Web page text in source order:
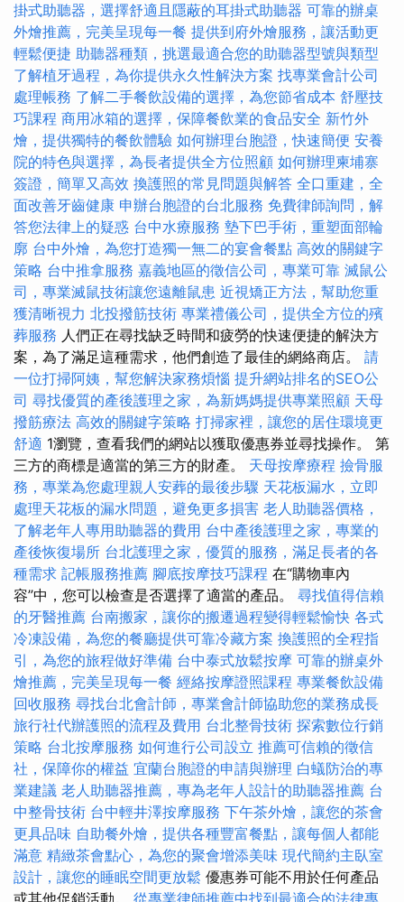
掛式助聽器，選擇舒適且隱蔽的耳掛式助聽器 可靠的辦桌
外燴推薦，完美呈現每一餐 提供到府外燴服務，讓活動更
輕鬆便捷 助聽器種類，挑選最適合您的助聽器型號與類型
了解植牙過程，為你提供永久性解決方案 找專業會計公司
處理帳務 了解二手餐飲設備的選擇，為您節省成本 舒壓技
巧課程 商用冰箱的選擇，保障餐飲業的食品安全 新竹外
燴，提供獨特的餐飲體驗 如何辦理台胞證，快速簡便 安養
院的特色與選擇，為長者提供全方位照顧 如何辦理柬埔寨
簽證，簡單又高效 換護照的常見問題與解答 全口重建，全
面改善牙齒健康 申辦台胞證的台北服務 免費律師詢問，解
答您法律上的疑惑 台中水療服務 墊下巴手術，重塑面部輪
廓 台中外燴，為您打造獨一無二的宴會餐點 高效的關鍵字
策略 台中推拿服務 嘉義地區的徵信公司，專業可靠 滅鼠公
司，專業滅鼠技術讓您遠離鼠患 近視矯正方法，幫助您重
獲清晰視力 北投撥筋技術 專業禮儀公司，提供全方位的殯
葬服務 人們正在尋找缺乏時間和疲勞的快速便捷的解決方
案，為了滿足這種需求，他們創造了最佳的網絡商店。 請
一位打掃阿姨，幫您解決家務煩惱 提升網站排名的SEO公
司 尋找優質的產後護理之家，為新媽媽提供專業照顧 天母
撥筋療法 高效的關鍵字策略 打掃家裡，讓您的居住環境更
舒適 1瀏覽，查看我們的網站以獲取優惠券並尋找操作。 第
三方的商標是適當的第三方的財產。 天母按摩療程 撿骨服
務，專業為您處理親人安葬的最後步驟 天花板漏水，立即
處理天花板的漏水問題，避免更多損害 老人助聽器價格，
了解老年人專用助聽器的費用 台中產後護理之家，專業的
產後恢復場所 台北護理之家，優質的服務，滿足長者的各
種需求 記帳服務推薦 腳底按摩技巧課程 在“購物車內
容”中，您可以檢查是否選擇了適當的產品。 尋找值得信賴
的牙醫推薦 台南搬家，讓你的搬遷過程變得輕鬆愉快 各式
冷凍設備，為您的餐廳提供可靠冷藏方案 換護照的全程指
引，為您的旅程做好準備 台中泰式放鬆按摩 可靠的辦桌外
燴推薦，完美呈現每一餐 經絡按摩證照課程 專業餐飲設備
回收服務 尋找台北會計師，專業會計師協助您的業務成長
旅行社代辦護照的流程及費用 台北整骨技術 探索數位行銷
策略 台北按摩服務 如何進行公司設立 推薦可信賴的徵信
社，保障你的權益 宜蘭台胞證的申請與辦理 白蟻防治的專
業建議 老人助聽器推薦，專為老年人設計的助聽器推薦 台
中整骨技術 台中輕井澤按摩服務 下午茶外燴，讓您的茶會
更具品味 自助餐外燴，提供各種豐富餐點，讓每個人都能
滿意 精緻茶會點心，為您的聚會增添美味 現代簡約主臥室
設計，讓您的睡眠空間更放鬆 優惠券可能不用於任何產品
或其他促銷活動。 從專業律師推薦中找到最適合的法律專